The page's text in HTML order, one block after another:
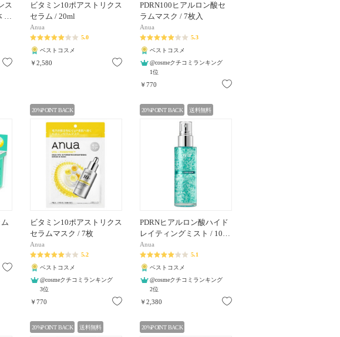
ス
…
お気に入り
ビタミン10ポアストリクス
セラム / 20ml
Anua
5.0
ベストコスメ
￥2,580 お気に入り
PDRN100ヒアルロン酸セ
ラムマスク / 7枚入
Anua
5.3
ベストコスメ
@cosmeクチコミランキング
1位
￥770
お気に入り
20%POINT BACK
ビタミン10ポアストリクス
セラムマスク / 7枚
Anua
5.2
ベストコスメ
@cosmeクチコミランキング
3位
￥770 お気に入り
20%POINT BACK 送料無料
PDRNヒアルロン酸ハイド
レイティングミスト / 10…
Anua
5.1
ベストコスメ
@cosmeクチコミランキング
2位
￥2,380
20%POINT BACK 送料無料 20%POINT BACK